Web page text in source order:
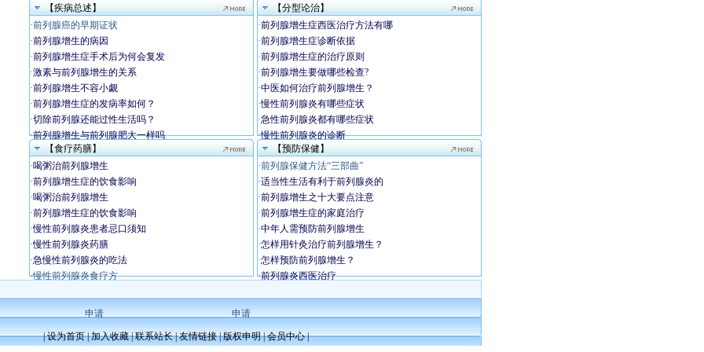
【疾病总述】
·前列腺癌的早期证状
·前列腺增生的病因
·前列腺增生症手术后为何会复发
·激素与前列腺增生的关系
·前列腺增生不容小觑
·前列腺增生症的发病率如何？
·切除前列腺还能过性生活吗？
·前列腺增生与前列腺肥大一样吗
【分型论治】
·前列腺增生症西医治疗方法有哪
·前列腺增生症诊断依据
·前列腺增生症的治疗原则
·前列腺增生要做哪些检查?
·中医如何治疗前列腺增生？
·慢性前列腺炎有哪些症状
·急性前列腺炎都有哪些症状
·慢性前列腺炎的诊断
【食疗药膳】
·喝粥治前列腺增生
·前列腺增生症的饮食影响
·喝粥治前列腺增生
·前列腺增生症的饮食影响
·慢性前列腺炎患者忌口须知
·慢性前列腺炎药膳
·急慢性前列腺炎的吃法
·慢性前列腺炎食疗方
【预防保健】
·前列腺保健方法“三部曲”
·适当性生活有利于前列腺炎的
·前列腺增生之十大要点注意
·前列腺增生症的家庭治疗
·中年人需预防前列腺增生
·怎样用针灸治疗前列腺增生？
·怎样预防前列腺增生？
·前列腺炎西医治疗
申请 申请
|设为首页|加入收藏|联系站长|友情链接|版权申明|会员中心|